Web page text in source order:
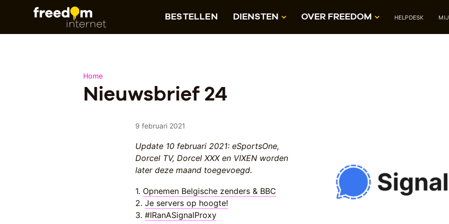
BESTELLEN DIENSTEN OVER FREEDOM HELPDESK
Home
Nieuwsbrief 24
9 februari 2021
Update 10 februari 2021: eSportsOne,
Dorcel TV, Dorcel XXX en VIXEN worden
later deze maand toegevoegd.
1. Opnemen Belgische zenders & BBC
2.Je servers op hoogte!
3.#IRanASignalProxy